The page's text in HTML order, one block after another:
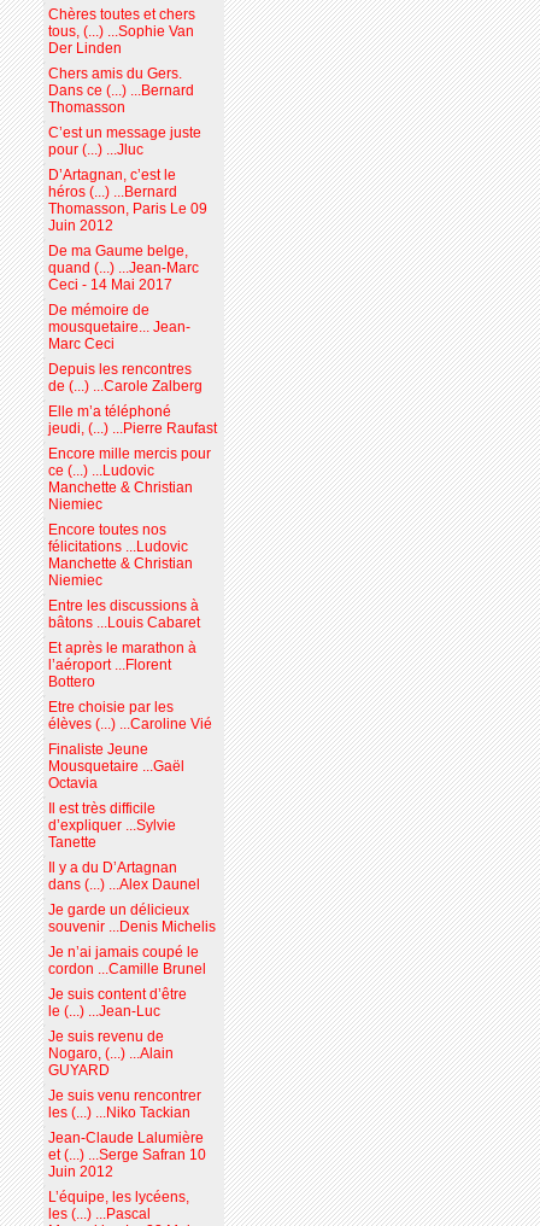
Chères toutes et chers
tous, (...) ...Sophie Van
Der Linden
Chers amis du Gers.
Dans ce (...) ...Bernard
Thomasson
C’est un message juste
pour (...) ...Jluc
D’Artagnan, c’est le
héros (...) ...Bernard
Thomasson, Paris Le 09
Juin 2012
De ma Gaume belge,
quand (...) ...Jean-Marc
Ceci - 14 Mai 2017
De mémoire de
mousquetaire... Jean-
Marc Ceci
Depuis les rencontres
de (...) ...Carole Zalberg
Elle m’a téléphoné
jeudi, (...) ...Pierre Raufast
Encore mille mercis pour
ce (...) ...Ludovic
Manchette & Christian
Niemiec
Encore toutes nos
félicitations ...Ludovic
Manchette & Christian
Niemiec
Entre les discussions à
bâtons ...Louis Cabaret
Et après le marathon à
l’aéroport ...Florent
Bottero
Etre choisie par les
élèves (...) ...Caroline Vié
Finaliste Jeune
Mousquetaire ...Gaël
Octavia
Il est très difficile
d’expliquer ...Sylvie
Tanette
Il y a du D’Artagnan
dans (...) ...Alex Daunel
Je garde un délicieux
souvenir ...Denis Michelis
Je n’ai jamais coupé le
cordon ...Camille Brunel
Je suis content d’être
le (...) ...Jean-Luc
Je suis revenu de
Nogaro, (...) ...Alain
GUYARD
Je suis venu rencontrer
les (...) ...Niko Tackian
Jean-Claude Lalumière
et (...) ...Serge Safran 10
Juin 2012
L’équipe, les lycéens,
les (...) ...Pascal